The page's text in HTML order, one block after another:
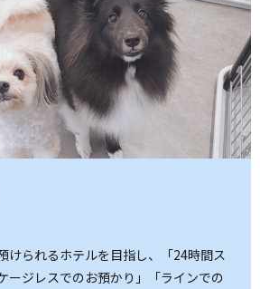
けられるホテルを目指し、「24時間ス
ージレスでのお預かり」「ラインでの